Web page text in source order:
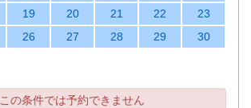
19 20 21 22
23
26 27 28 29
30
この条件では予約できません